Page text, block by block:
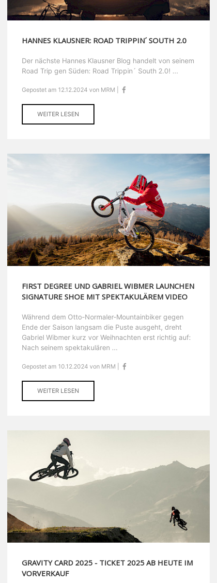
HANNES KLAUSNER: ROAD TRIPPIN´ SOUTH 2.0
Der nächste Hannes Klausner Blog handelt von seinem
Road Trip gen Süden: Road Trippin´ South 2.0! ...
Gepostet am 12.12.2024 von MRM |
WEITER LESEN
FIRST DEGREE UND GABRIEL WIBMER LAUNCHEN
SIGNATURE SHOE MIT SPEKTAKULÄREM VIDEO
Während dem Otto-Normaler-Mountainbiker gegen
Ende der Saison langsam die Puste ausgeht, dreht
Gabriel Wibmer kurz vor Weihnachten erst richtig auf:
Nach seinem spektakulären ...
Gepostet am 10.12.2024 von MRM |
WEITER LESEN
GRAVITY CARD 2025 - TICKET 2025 AB HEUTE IM
VORVERKAUF